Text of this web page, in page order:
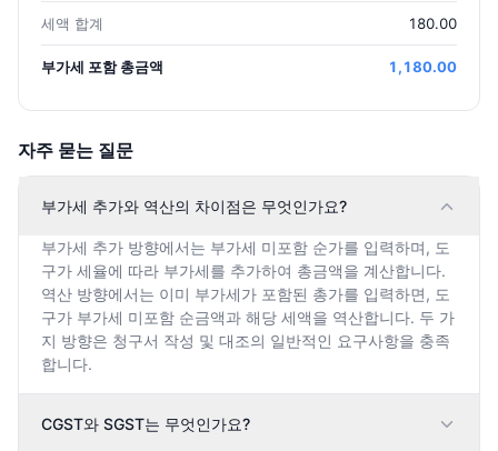
세액 합계 180.00
부가세 포함 총금액 1,180.00
자주 묻는 질문
부가세 추가와 역산의 차이점은 무엇인가요?
부가세 추가 방향에서는 부가세 미포함 순가를 입력하며, 도
구가 세율에 따라 부가세를 추가하여 총금액을 계산합니다.
역산 방향에서는 이미 부가세가 포함된 총가를 입력하면, 도
구가 부가세 미포함 순금액과 해당 세액을 역산합니다. 두 가
지 방향은 청구서 작성 및 대조의 일반적인 요구사항을 충족
합니다.
CGST와 SGST는 무엇인가요?